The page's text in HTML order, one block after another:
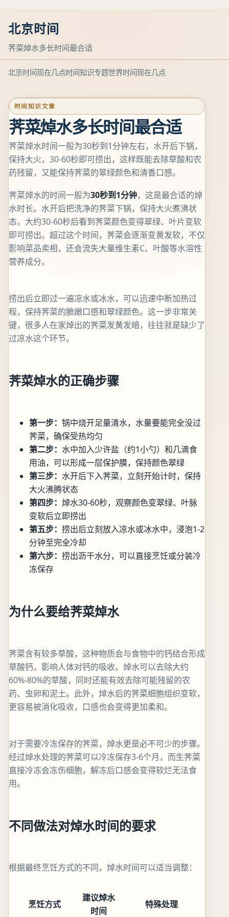
北京时间
荠菜焯水多长时间最合适
北京时间现在几点时间知识专题世界时间现在几点
时间知识文章
荠菜焯水多长时间最合适
荠菜焯水时间一般为30秒到1分钟左右，水开后下锅，
保持大火，30-60秒即可捞出，这样既能去除草酸和农
药残留，又能保持荠菜的翠绿颜色和清香口感。
荠菜焯水的时间一般为30秒到1分钟，这是最合适的焯
水时长。水开后把洗净的荠菜下锅，保持大火煮沸状
态，大约30-60秒后看到荠菜颜色变得翠绿、叶片变软
即可捞出。超过这个时间，荠菜会逐渐变黄发软，不仅
影响菜品卖相，还会流失大量维生素C、叶酸等水溶性
营养成分。
捞出后立即过一遍凉水或冰水，可以迅速中断加热过
程，保持荠菜的脆嫩口感和翠绿颜色。这一步非常关
键，很多人在家焯出的荠菜发黄发暗，往往就是缺少了
过凉水这个环节。
荠菜焯水的正确步骤
第一步： 锅中烧开足量清水，水量要能完全没过
荠菜，确保受热均匀
第二步： 水中加入少许盐（约1小勺）和几滴食
用油，可以形成一层保护膜，保持颜色翠绿
第三步： 水开后下入荠菜，立刻开始计时，保持
大火沸腾状态
第四步： 焯水30-60秒，观察颜色变翠绿、叶脉
变软后立即捞出
第五步： 捞出后立刻放入凉水或冰水中，浸泡1-2
分钟至完全冷却
第六步： 捞出沥干水分，可以直接烹饪或分装冷
冻保存
为什么要给荠菜焯水
荠菜含有较多草酸，这种物质会与食物中的钙结合形成
草酸钙，影响人体对钙的吸收。焯水可以去除大约
60%-80%的草酸，同时还能有效去除可能残留的农
药、虫卵和泥土。此外，焯水后的荠菜细胞组织变软，
更容易被消化吸收，口感也会变得更加柔和。
对于需要冷冻保存的荠菜，焯水更是必不可少的步骤。
经过焯水处理的荠菜可以冷冻保存3-6个月，而生荠菜
直接冷冻会冻伤细胞，解冻后口感会变得软烂无法食
用。
不同做法对焯水时间的要求
根据最终烹饪方式的不同，焯水时间可以适当调整：
烹饪方式
建议焯水
时间
特殊处理